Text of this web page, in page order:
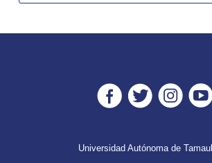
Universidad Autónoma de